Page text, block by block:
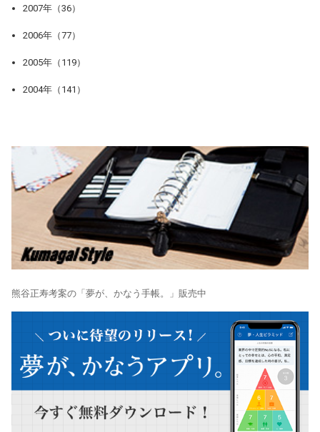
2007年（36）
2006年（77）
2005年（119）
2004年（141）
熊谷正寿考案の「夢が、かなう手帳。」販売中